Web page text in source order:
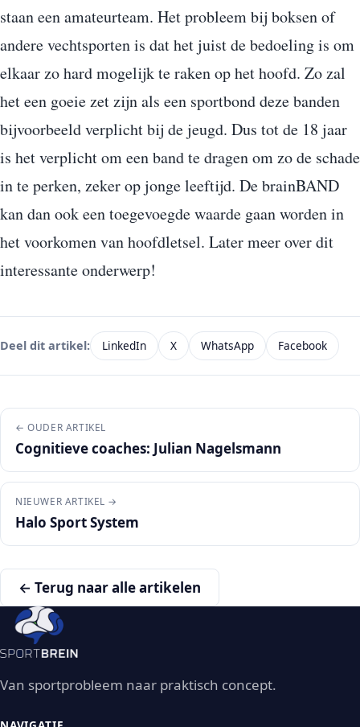
staan een amateurteam. Het probleem bij boksen of
andere vechtsporten is dat het juist de bedoeling is om
elkaar zo hard mogelijk te raken op het hoofd. Zo zal
het een goeie zet zijn als een sportbond deze banden
bijvoorbeeld verplicht bij de jeugd. Dus tot de 18 jaar
is het verplicht om een band te dragen om zo de schade
in te perken, zeker op jonge leeftijd. De brainBAND
kan dan ook een toegevoegde waarde gaan worden in
het voorkomen van hoofdletsel. Later meer over dit
interessante onderwerp!
Deel dit artikel: LinkedIn X WhatsApp Facebook
← OUDER ARTIKEL
Cognitieve coaches: Julian Nagelsmann
NIEUWER ARTIKEL →
Halo Sport System
← Terug naar alle artikelen
Van sportprobleem naar praktisch concept.